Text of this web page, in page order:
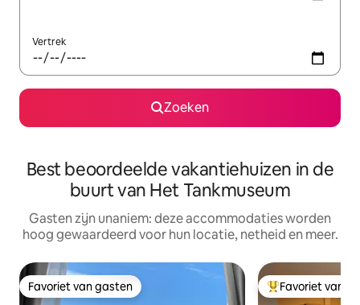
Vertrek
Zoeken
Best beoordeelde vakantiehuizen in de
buurt van Het Tankmuseum
Gasten zijn unaniem: deze accommodaties worden
hoog gewaardeerd voor hun locatie, netheid en meer.
Favoriet van gasten
Favoriet van gasten Topfavoriet van
Favoriet van